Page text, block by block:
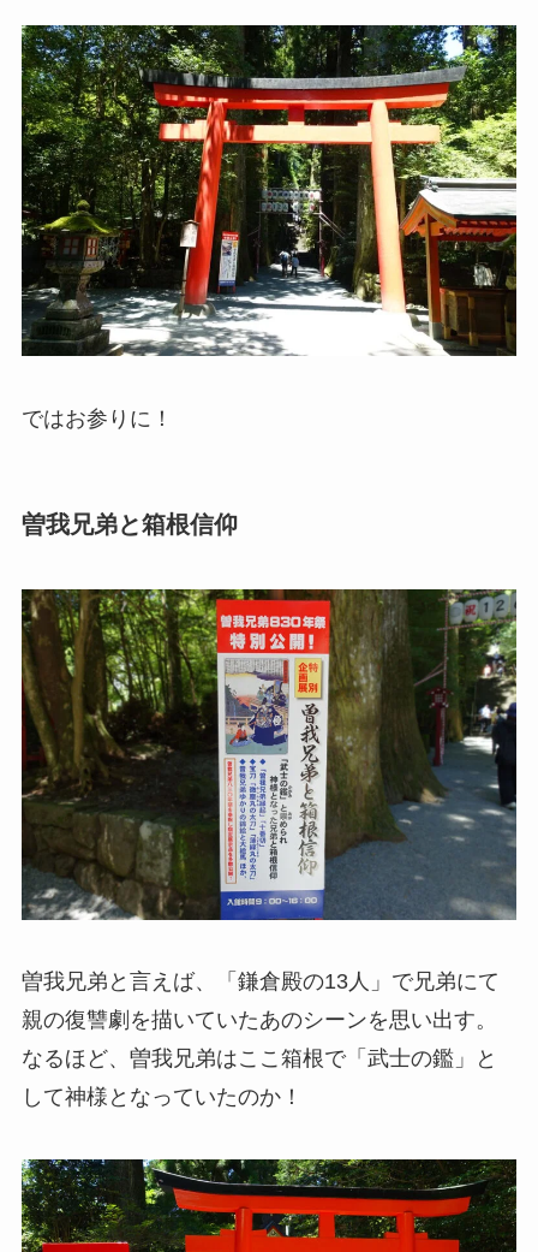
ではお参りに！
曽我兄弟と箱根信仰
曽我兄弟と言えば、「鎌倉殿の13人」で兄弟にて
親の復讐劇を描いていたあのシーンを思い出す。
なるほど、曽我兄弟はここ箱根で「武士の鑑」と
して神様となっていたのか！